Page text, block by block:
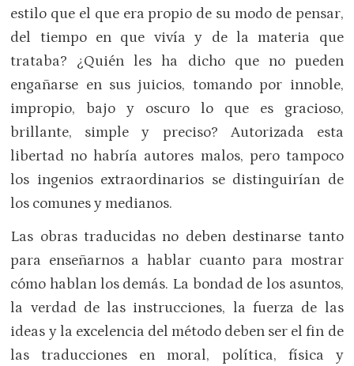
estilo que el que era propio de su modo de pensar,
del tiempo en que vivía y de la materia que
trataba? ¿Quién les ha dicho que no pueden
engañarse en sus juicios, tomando por innoble,
impropio, bajo y oscuro lo que es gracioso,
brillante, simple y preciso? Autorizada esta
libertad no habría autores malos, pero tampoco
los ingenios extraordinarios se distinguirían de
los comunes y medianos.
Las obras traducidas no deben destinarse tanto
para enseñarnos a hablar cuanto para mostrar
cómo hablan los demás. La bondad de los asuntos,
la verdad de las instrucciones, la fuerza de las
ideas y la excelencia del método deben ser el fin de
las traducciones en moral, política, física y